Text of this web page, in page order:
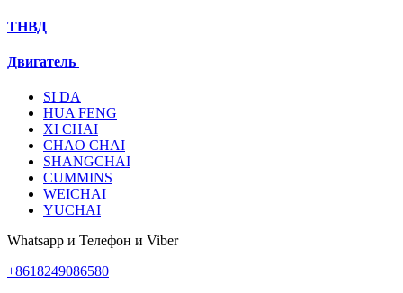
ТНВД
Двигатель
SI DA
HUA FENG
XI CHAI
CHAO CHAI
SHANGCHAI
CUMMINS
WEICHAI
YUCHAI
Whatsapp и Телефон и Viber
+8618249086580